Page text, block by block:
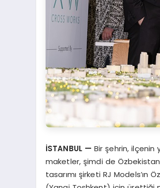
İSTANBUL — Bir şehrin,
maketler, şimdi de
tasarımı şirketi RJ Models’ın